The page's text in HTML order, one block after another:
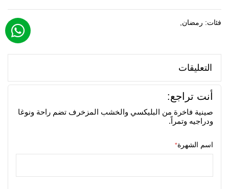
فئات: رمضان
التعليقات
أنت تراجع:
صينية فاخرة من البليكسي والخشب المزخرف تضم راحة ونوغا
ودراجيه وتمراً.
اسم الشهرة